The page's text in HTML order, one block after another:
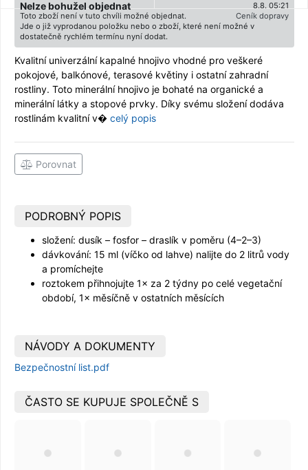
8.8. 05:21
Nelze bohužel objednat
Ceník dopravy
Toto zboží není v tuto chvíli možné objednat.
Jde o již vyprodanou položku nebo o zboží, které není možné v
dostatečně rychlém termínu nyní dodat.
Kvalitní univerzální kapalné hnojivo vhodné pro veškeré
pokojové, balkónové, terasové květiny i ostatní zahradní
rostliny. Toto minerální hnojivo je bohaté na organické a
minerální látky a stopové prvky. Díky svému složení dodáva
rostlinám kvalitní v� celý popis
Porovnat
PODROBNÝ POPIS
složení: dusík – fosfor – draslík v poměru (4–2–3)
dávkování: 15 ml (víčko od lahve) nalijte do 2 litrů vody
a promíchejte
roztokem přihnojujte 1× za 2 týdny po celé vegetační
období, 1× měsíčně v ostatních měsících
NÁVODY A DOKUMENTY
Bezpečnostní list.pdf
ČASTO SE KUPUJE SPOLEČNĚ S